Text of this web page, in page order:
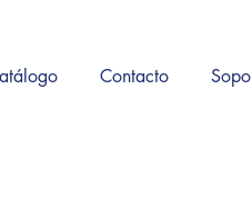
Contacto